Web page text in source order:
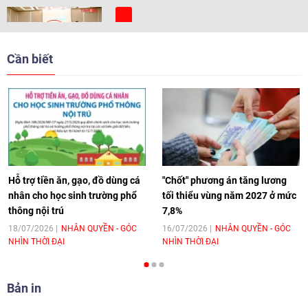
[Video] Trẻ em Đông Á cùng kiến tạo
[Video] Âm nhạc flamenco gắn kết văn
hoá Việt Nam - Tây Ban Nha
11:10 17/06/2026
[Video] Trao tặng Kỷ niệm chương "Vì
hòa bình, hữu nghị giữa các dân tộc"
cho Đại sứ Hungary tại Việt Nam
Cần biết
Hỗ trợ tiền ăn, gạo, đồ dùng cá
nhân cho học sinh trường phổ
thông nội trú
18/07/2026
NHÂN QUYỀN - GÓC
NHÌN THỜI ĐẠI
"Chốt" phương án tăng lương
tối thiểu vùng năm 2027 ở mức
7,8%
16/07/2026
NHÂN QUYỀN - GÓC
NHÌN THỜI ĐẠI
Bản in